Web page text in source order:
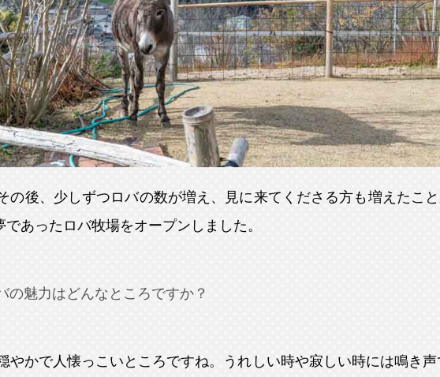
の後、少しずつロバの数が増え、見に来てくださる方も増えたこと
であったロバ牧場をオープンしました。
の魅力はどんなところですか？
やかで人懐っこいところですね。うれしい時や寂しい時には鳴き